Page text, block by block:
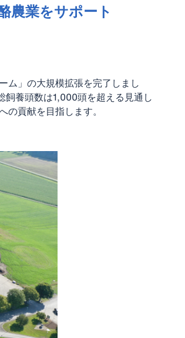
農業をサポート
ム」の大規模拡張を完了しまし
養頭数は1,000頭を超える見通し
貢献を目指します。